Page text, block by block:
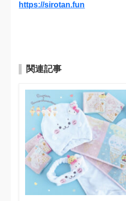
https://sirotan.fun
関連記事